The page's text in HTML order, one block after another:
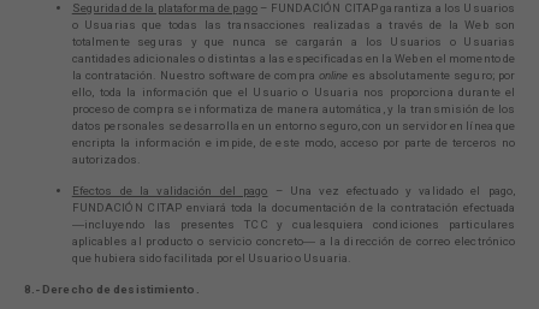
Seguridad de la plataforma de pago– FUNDACIÓN CITAP garantiza a los Usuarios
o Usuarias que todas las transacciones realizadas a través de la Web son
totalmente seguras y que nunca se cargarán a los Usuarios o Usuarias
cantidades adicionales o distintas a las especificadas en la Web en el momento de
la contratación. Nuestro software de compra online es absolutamente seguro; por
ello, toda la información que el Usuario o Usuaria nos proporciona durante el
proceso de compra se informatiza de manera automática, y la transmisión de los
datos personales se desarrolla en un entorno seguro, con un servidor en línea que
encripta la información e impide, de este modo, acceso por parte de terceros no
autorizados.
Efectos de la validación del pago – Una vez efectuado y validado el pago,
FUNDACIÓN CITAP enviará toda la documentación de la contratación efectuada
―incluyendo las presentes TCC y cualesquiera condiciones particulares
aplicables al producto o servicio concreto― a la dirección de correo electrónico
que hubiera sido facilitada por el Usuario o Usuaria.
8.- Derecho de desistimiento.
Necesarias
Estas
cookies no
Son
necesarias
Estadísticas